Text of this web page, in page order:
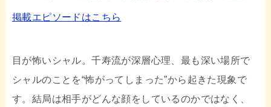
掲載エピソードはこちら
目が怖いシャル。千寿流が深層心理、最も深い場所で
シャルのことを“怖がってしまった”から起きた現象で
す。結局は相手がどんな顔をしているのかではなく、